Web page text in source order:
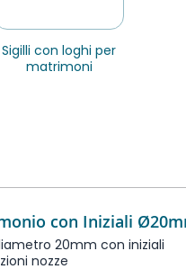
sigilli con loghi per
matrimoni
con Iniziali
20mm con iniziali
nozze